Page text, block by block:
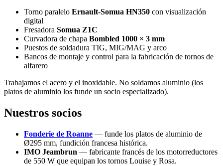
Torno paralelo Ernault-Somua HN350 con visualización
digital
Fresadora Somua Z1C
Curvadora de chapa Bombled 1000 × 3 mm
Puestos de soldadura TIG, MIG/MAG y arco
Bancos de montaje y control para la fabricación de tornos de
alfarero
Trabajamos el acero y el inoxidable. No soldamos aluminio (los
platos de aluminio los funde un socio especializado).
Nuestros socios
Fonderie de Roanne — funde los platos de aluminio de
Ø295 mm, fundición francesa histórica.
IMO Jeambrun — fabricante francés de los motorreductores
de 550 W que equipan los tornos Louise y Rosa.